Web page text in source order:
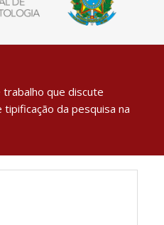
que discute
da pesquisa na